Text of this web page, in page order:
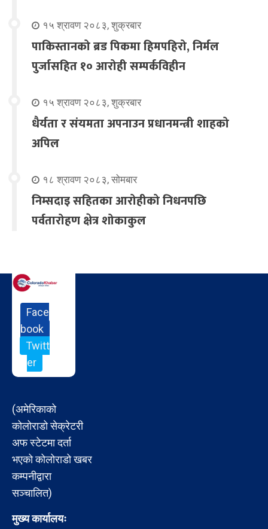
१५ श्रावण २०८३, शुक्रबार
पाकिस्तानको ब्रड पिकमा हिमपहिरो, निर्मल
पुर्जासहित १० आरोही सम्पर्कविहीन
१५ श्रावण २०८३, शुक्रबार
धैर्यता र संयमता अपनाउन प्रधानमन्त्री शाहको
अपिल
१८ श्रावण २०८३, सोमबार
निम्सदाइ सहितका आरोहीको निधनपछि
पर्वतारोहण क्षेत्र शोकाकुल
Face
book
Twitt
er
(अमेरिकाको
कोलोराडो सेक्रेटरी
अफ स्टेटमा दर्ता
भएको कोलोराडो खबर
कम्पनीद्वारा
सञ्चालित)
मुख्य कार्यालयः